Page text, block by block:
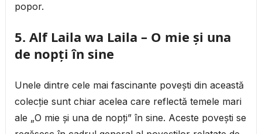
popor.
5. Alf Laila wa Laila – O mie și una
de nopți în sine
Unele dintre cele mai fascinante povești din această
colecție sunt chiar acelea care reflectă temele mari
ale „O mie și una de nopți” în sine. Aceste povești se